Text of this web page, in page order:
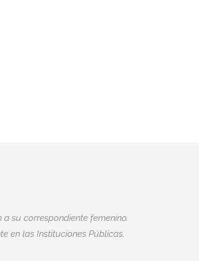
su correspondiente femenino.
en las Instituciones Públicas.